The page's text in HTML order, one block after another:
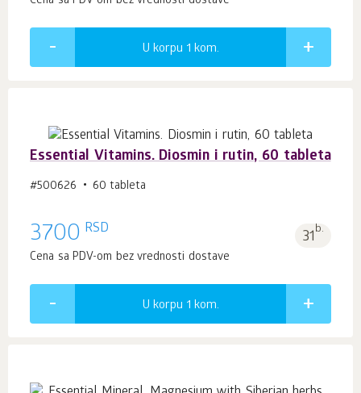
U korpu 1 kom.
Essential Vitamins. Diosmin i rutin, 60 tableta
#500626 60 tableta
3700 RSD 31b.
Cena sa PDV-om bez vrednosti dostave
U korpu 1 kom.